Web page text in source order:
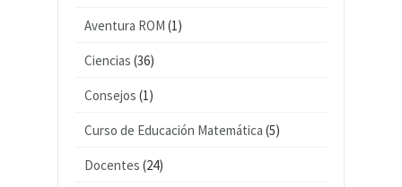
Aventura ROM (1)
Ciencias (36)
Consejos (1)
Curso de Educación Matemática (5)
Docentes (24)